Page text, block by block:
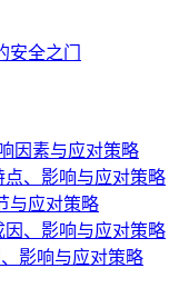
安全之门
因素与应对策略
点、影响与应对策略
与应对策略
因、影响与应对策略
影响与应对策略